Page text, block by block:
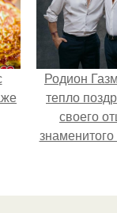
Родион
тепло
своего
75-